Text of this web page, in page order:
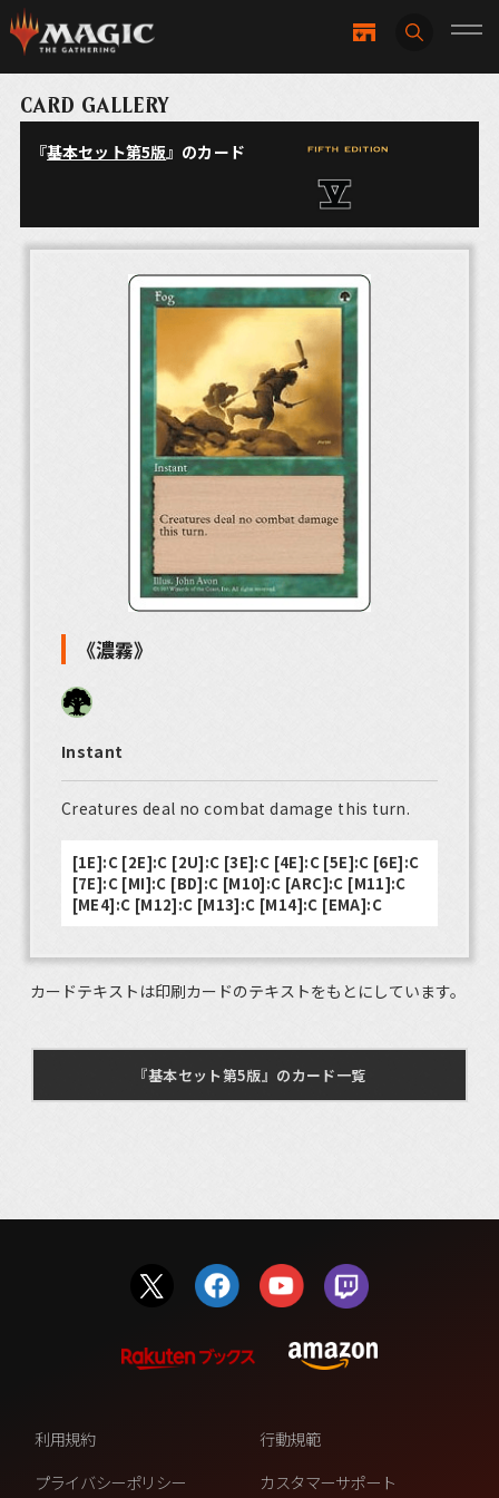
CARD GALLERY
『基本セット第5版』のカード
《濃霧》
Instant
Creatures deal no combat damage this turn.
[1E]:C [2E]:C [2U]:C [3E]:C [4E]:C [5E]:C [6E]:C
[7E]:C [MI]:C [BD]:C [M10]:C [ARC]:C [M11]:C
[ME4]:C [M12]:C [M13]:C [M14]:C [EMA]:C
カードテキストは印刷カードのテキストをもとにしています。
『基本セット第5版』のカード一覧
利用規約
行動規範
プライバシーポリシー
カスタマーサポート